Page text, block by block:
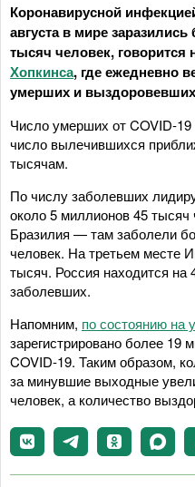
Коронавирусной
августа в мире
тысяч человек, говорится
Хопкинса, где ежедневно
умерших и
Число умерших от COVID-
число вылечившихся
тысячам.
По числу заболевших
около 5 миллионов 45
Бразилия — там заболели
человек. На третьем месте
тысяч. Россия находится на
заболевших.
Напомним, по состоянию на
зарегистрировано более 19
COVID-19. Таким образом,
за минувшие выходные
человек, а количество